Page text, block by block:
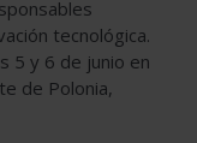
tecnológica.
5 y 6 de junio en
de Polonia,